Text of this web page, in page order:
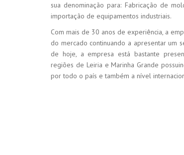
sua denominação para: Fabricação de
importação de equipamentos industriais.
Com mais de 30 anos de experiência, a
do mercado continuando a apresentar um
de hoje, a empresa está bastante
regiões de Leiria e Marinha Grande
por todo o país e também a nível